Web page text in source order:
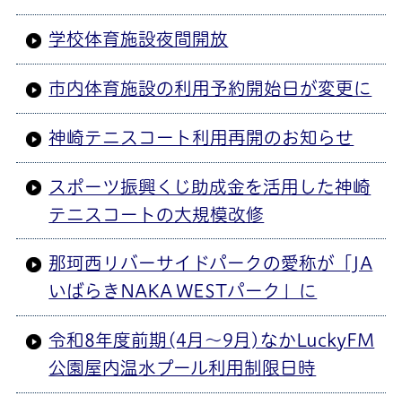
学校体育施設夜間開放
市内体育施設の利用予約開始日が変更に
神崎テニスコート利用再開のお知らせ
スポーツ振興くじ助成金を活用した神崎
テニスコートの大規模改修
那珂西リバーサイドパークの愛称が「JA
いばらきNAKA WESTパーク」に
令和8年度前期(4月～9月)なかLuckyFM
公園屋内温水プール利用制限日時